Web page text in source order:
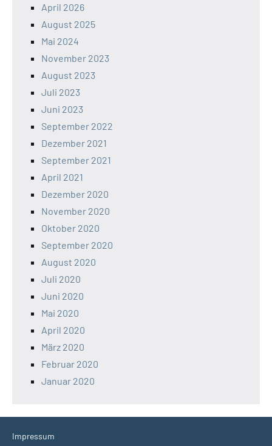
April 2026
August 2025
Mai 2024
November 2023
August 2023
Juli 2023
Juni 2023
September 2022
Dezember 2021
September 2021
April 2021
Dezember 2020
November 2020
Oktober 2020
September 2020
August 2020
Juli 2020
Juni 2020
Mai 2020
April 2020
März 2020
Februar 2020
Januar 2020
Impressum